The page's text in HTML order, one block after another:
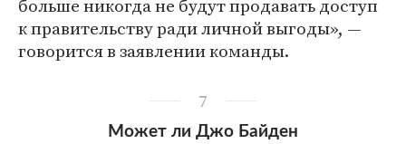
больше никогда не будут продавать доступ
к правительству ради личной выгоды», —
говорится в заявлении команды.
7
Может ли Джо Байден